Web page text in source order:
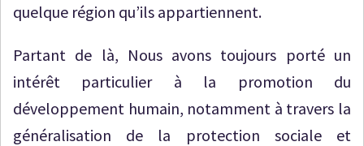
quelque région qu’ils appartiennent.
Partant de là, Nous avons toujours porté un
intérêt particulier à la promotion du
développement humain, notamment à travers la
généralisation de la protection sociale et